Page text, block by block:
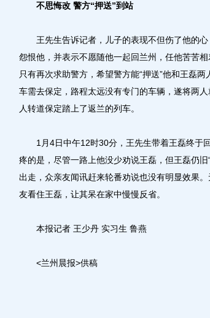
不思悔改 警方“押送”到站
王先生告诉记者，儿子的表现不但伤了他的心
怨恨他，并表示不愿随他一起回兰州，任他苦苦
只有再次求助警方，希望警方能“押送”他和王磊
车需去保定，路程太远没有专门的车辆，遂将两
人转道保定踏上了返兰的列车。
1月4日中午12时30分，王先生带着王磊终于
疼的是，尽管一路上他没少劝说王磊，但王磊仍
出走，众亲友闻讯赶来轮番劝说也没有明显效果
友看住王磊，让其呆在家中慢慢反省。
本报记者 王少丹 实习生 鲁燕
<兰州晨报>供稿